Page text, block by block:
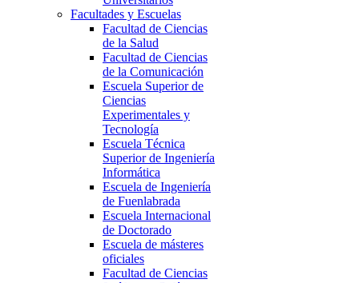
Facultades y Escuelas
Facultad de Ciencias
de la Salud
Facultad de Ciencias
de la Comunicación
Escuela Superior de
Ciencias
Experimentales y
Tecnología
Escuela Técnica
Superior de Ingeniería
Informática
Escuela de Ingeniería
de Fuenlabrada
Escuela Internacional
de Doctorado
Escuela de másteres
oficiales
Facultad de Ciencias